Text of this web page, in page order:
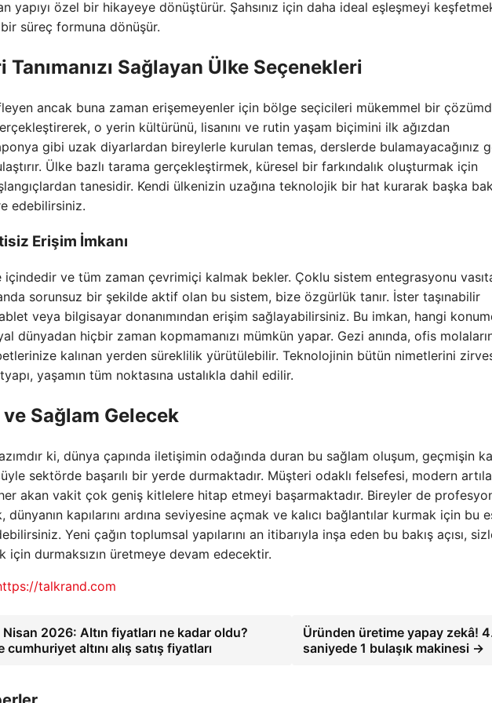
yapıyı özel bir hikayeye dönüştürür. Şahsınız için daha ideal eşleşmeyi
süreç formuna dönüşür.
Sağlayan Ülke Seçenekleri
ancak buna zaman erişemeyenler için bölge seçicileri mükemmel bir
o yerin kültürünü, lisanını ve rutin yaşam biçimini ilk ağızdan
gibi uzak diyarlardan bireylerle kurulan temas, derslerde bulamayacağınız
Ülke bazlı tarama gerçekleştirmek, küresel bir farkındalık oluşturmak için
tanesidir. Kendi ülkenizin uzağına teknolojik bir hat kurarak başka
edebilirsiniz.
Erişim İmkanı
ve tüm zaman çevrimiçi kalmak bekler. Çoklu sistem entegrasyonu
sorunsuz bir şekilde aktif olan bu sistem, bize özgürlük tanır. İster taşınabilir
veya bilgisayar donanımından erişim sağlayabilirsiniz. Bu imkan, hangi
dünyadan hiçbir zaman kopmamanızı mümkün yapar. Gezi anında, ofis
kalınan yerden süreklilik yürütülebilir. Teknolojinin bütün nimetlerini
yaşamın tüm noktasına ustalıkla dahil edilir.
Sağlam Gelecek
ki, dünya çapında iletişimin odağında duran bu sağlam oluşum, geçmişin
sektörde başarılı bir yerde durmaktadır. Müşteri odaklı felsefesi, modern
akan vakit çok geniş kitlelere hitap etmeyi başarmaktadır. Bireyler de
kapılarını ardına seviyesine açmak ve kalıcı bağlantılar kurmak için bu
Yeni çağın toplumsal yapılarını an itibarıyla inşa eden bu bakış açısı,
için durmaksızın üretmeye devam edecektir.
talkrand.com
Nisan 2026: Altın fiyatları ne kadar oldu?
altını alış satış fiyatları
Üründen üretime yapay zekâ!
saniyede 1 bulaşık makinesi →